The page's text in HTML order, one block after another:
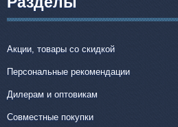
Акции, товары со скидкой
Персональные рекомендации
Дилерам и оптовикам
Совместные покупки